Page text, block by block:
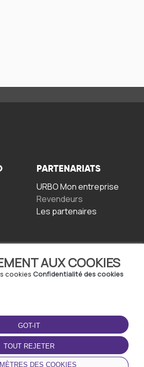
AUX COOKIES
cookies Confidentialité des cookies
GOT-IT
TOUT REJETER
DES COOKIES
PARTENARIATS
URBO Mon entreprise
Revendeurs
Les partenaires
TÉLÉCHARGEZ
L'APPLICATION